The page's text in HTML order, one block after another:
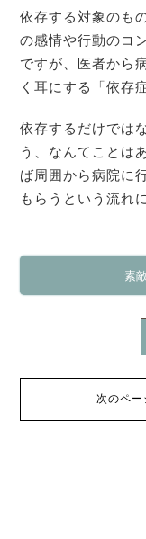
依存する対象のも
の感情や行動のコ
ですが、医者から
く耳にする「依存
依存するだけでは
う、なんてことは
ば周囲から病院に
もらうという流れ
素
次のペー